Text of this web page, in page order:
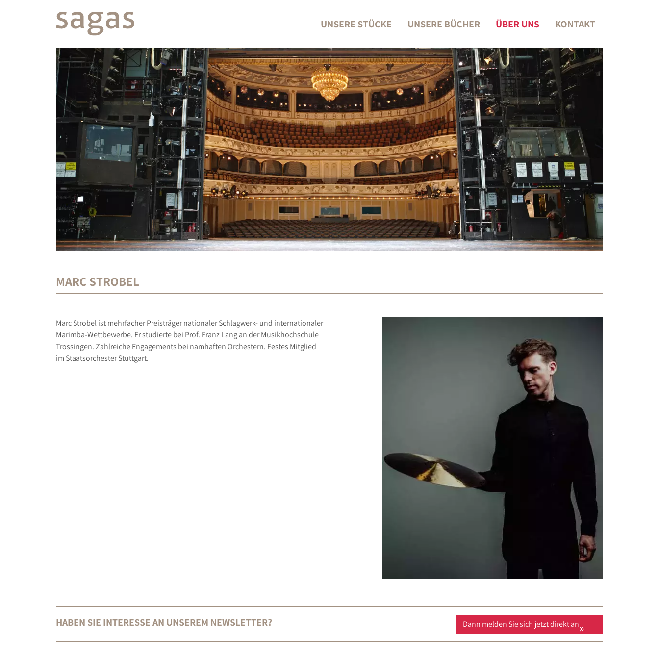
UNSERE STÜCKE UNSERE BÜCHER ÜBER UNS KONTAKT
MARC STROBEL
Marc Strobel ist mehrfacher Preisträger nationaler Schlagwerk- und internationaler
Marimba-Wettbewerbe. Er studierte bei Prof. Franz Lang an der Musikhochschule
Trossingen. Zahlreiche Engagements bei namhaften Orchestern. Festes Mitglied
im Staatsorchester Stuttgart.
HABEN SIE INTERESSE AN UNSEREM NEWSLETTER? Dann melden Sie sich jetzt direkt an